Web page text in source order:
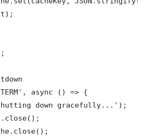
async () => {
down gracefully...');